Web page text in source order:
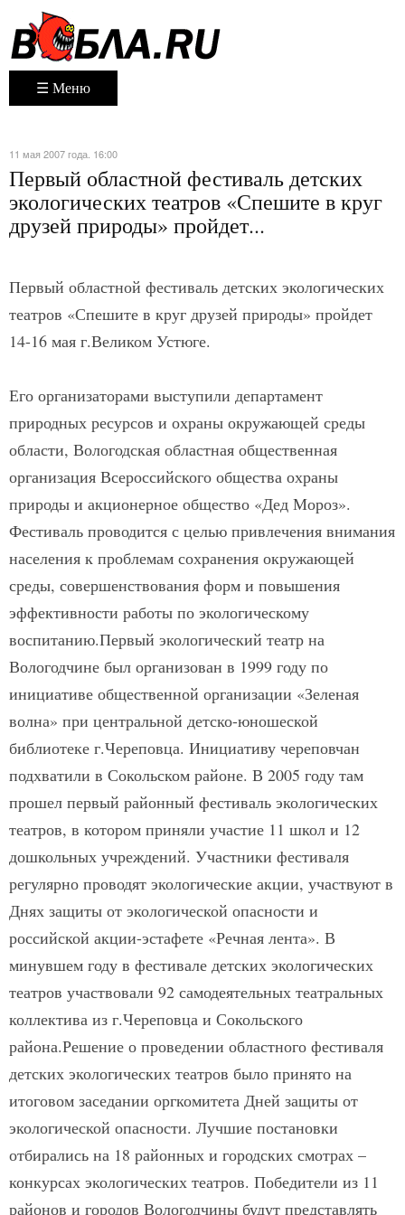
☰ Меню
11 мая 2007 года. 16:00
Первый областной фестиваль детских
экологических театров «Спешите в круг
друзей природы» пройдет...
Первый областной фестиваль детских экологических
театров «Спешите в круг друзей природы» пройдет
14-16 мая г.Великом Устюге.
Его организаторами выступили департамент
природных ресурсов и охраны окружающей среды
области, Вологодская областная общественная
организация Всероссийского общества охраны
природы и акционерное общество «Дед Мороз».
Фестиваль проводится с целью привлечения внимания
населения к проблемам сохранения окружающей
среды, совершенствования форм и повышения
эффективности работы по экологическому
воспитанию.Первый экологический театр на
Вологодчине был организован в 1999 году по
инициативе общественной организации «Зеленая
волна» при центральной детско-юношеской
библиотеке г.Череповца. Инициативу череповчан
подхватили в Сокольском районе. В 2005 году там
прошел первый районный фестиваль экологических
театров, в котором приняли участие 11 школ и 12
дошкольных учреждений. Участники фестиваля
регулярно проводят экологические акции, участвуют в
Днях защиты от экологической опасности и
российской акции-эстафете «Речная лента». В
минувшем году в фестивале детских экологических
театров участвовали 92 самодеятельных театральных
коллектива из г.Череповца и Сокольского
района.Решение о проведении областного фестиваля
детских экологических театров было принято на
итоговом заседании оргкомитета Дней защиты от
экологической опасности. Лучшие постановки
отбирались на 18 районных и городских смотрах –
конкурсах экологических театров. Победители из 11
районов и городов Вологодчины будут представлять